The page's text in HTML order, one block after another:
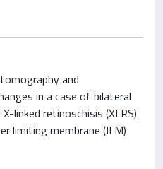
and
in a case of bilateral
linked retinoschisis (XLRS)
limiting membrane (ILM)